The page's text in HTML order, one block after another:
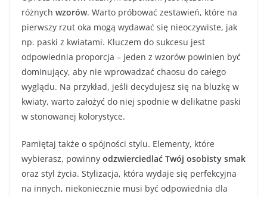
różnych wzorów. Warto próbować zestawień, które na
pierwszy rzut oka mogą wydawać się nieoczywiste, jak
np. paski z kwiatami. Kluczem do sukcesu jest
odpowiednia proporcja – jeden z wzorów powinien być
dominujący, aby nie wprowadzać chaosu do całego
wyglądu. Na przykład, jeśli decydujesz się na bluzkę w
kwiaty, warto założyć do niej spodnie w delikatne paski
w stonowanej kolorystyce.
Pamiętaj także o spójności stylu. Elementy, które
wybierasz, powinny odzwierciedlać Twój osobisty smak
oraz styl życia. Stylizacja, która wydaje się perfekcyjna
na innych, niekoniecznie musi być odpowiednia dla